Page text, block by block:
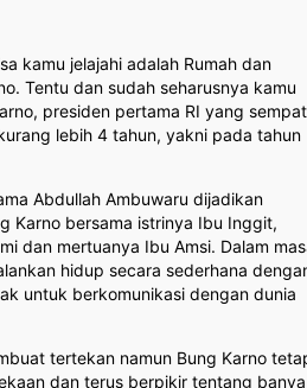
kamu jelajahi adalah Rumah dan
Tentu dan sudah seharusnya kamu
presiden pertama RI yang sempat
lebih 4 tahun, yakni pada tahun
Abdullah Ambuwaru dijadikan
Karno bersama istrinya Ibu Inggit,
dan mertuanya Ibu Amsi. Dalam
hidup secara sederhana
untuk berkomunikasi dengan dunia
tertekan namun Bung Karno
dan terus berpikir tentang